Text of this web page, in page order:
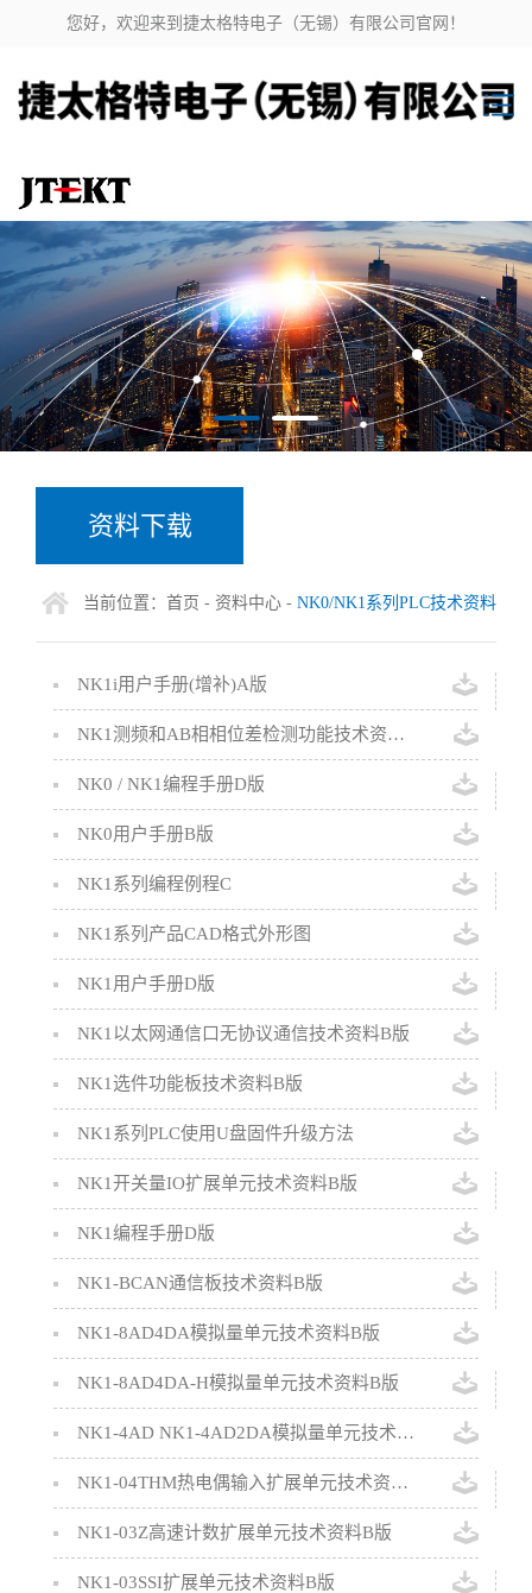
您好，欢迎来到捷太格特电子（无锡）有限公司官网！
资料下载
当前位置： 首页 - 资料中心 - NK0/NK1系列PLC技术资料
NK1i用户手册(增补)A版
NK1测频和AB相相位差检测功能技术资料B版
NK0 / NK1编程手册D版
NK0用户手册B版
NK1系列编程例程C
NK1系列产品CAD格式外形图
NK1用户手册D版
NK1以太网通信口无协议通信技术资料B版
NK1选件功能板技术资料B版
NK1系列PLC使用U盘固件升级方法
NK1开关量IO扩展单元技术资料B版
NK1编程手册D版
NK1-BCAN通信板技术资料B版
NK1-8AD4DA模拟量单元技术资料B版
NK1-8AD4DA-H模拟量单元技术资料B版
NK1-4AD NK1-4AD2DA模拟量单元技术资料C版
NK1-04THM热电偶输入扩展单元技术资料B版
NK1-03Z高速计数扩展单元技术资料B版
NK1-03SSI扩展单元技术资料B版